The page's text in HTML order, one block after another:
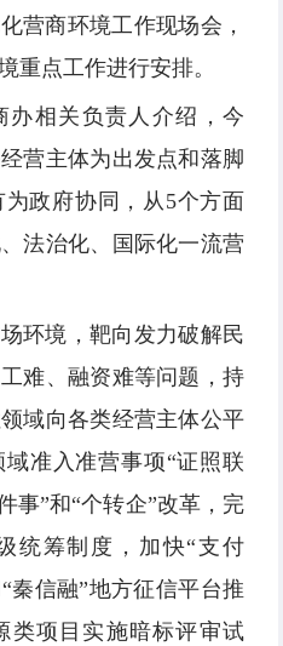
营商环境工作现场会，
重点工作进行安排。
办相关负责人介绍，今
营主体为出发点和落脚
政府协同，从5个方面
法治化、国际化一流营
环境，靶向发力破解民
难、融资难等问题，持
域向各类经营主体公平
准入准营事项“证照联
事”和“个转企”改革，完
统筹制度，加快“支付
秦信融”地方征信平台推
类项目实施暗标评审试